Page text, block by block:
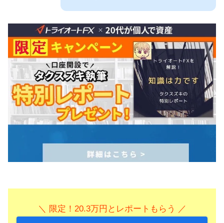
＼ 限定！20.3万円とレポートもらう ／